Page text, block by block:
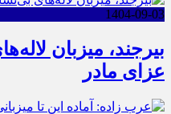
1404-09-03
بیرجند، میزبان
عزای مادر